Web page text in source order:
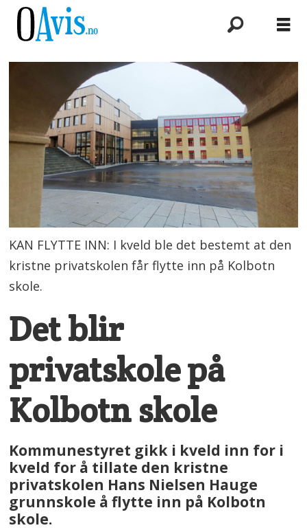
KAN FLYTTE INN: I kveld ble det bestemt at den
kristne privatskolen får flytte inn på Kolbotn
skole.
Det blir
privatskole på
Kolbotn skole
Kommunestyret gikk i kveld inn for i
kveld for å tillate den kristne
privatskolen Hans Nielsen Hauge
grunnskole å flytte inn på Kolbotn
skole.